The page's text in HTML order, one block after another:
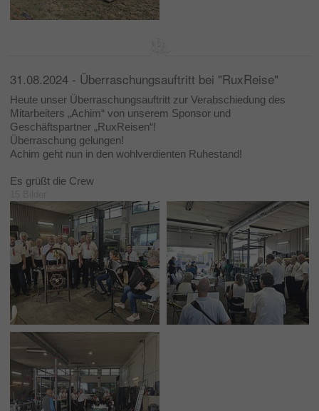
31.08.2024 - Überraschungsauftritt bei "RuxReise"
Heute unser Überraschungsauftritt zur Verabschiedung des
Mitarbeiters „Achim“ von unserem Sponsor und
Geschäftspartner „RuxReisen“!
Überraschung gelungen!
Achim geht nun in den wohlverdienten Ruhestand!
Es grüßt die Crew